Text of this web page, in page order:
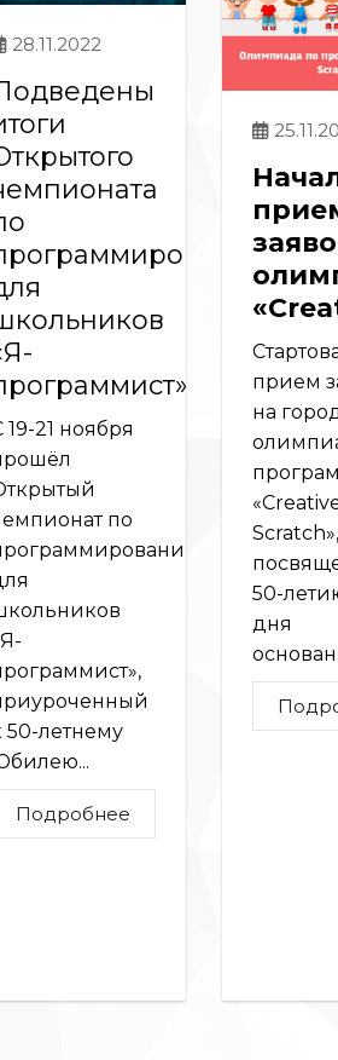
28.11.2022
19-21 ноября
по
50-летнему
Подробнее
прием
на
Scratch»,
50-
дня